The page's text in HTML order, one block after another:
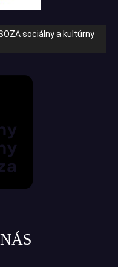
sociálny a kultúrny